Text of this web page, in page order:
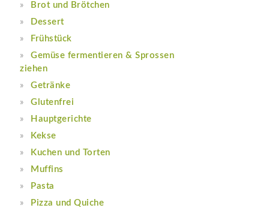
Brot und Brötchen
Dessert
Frühstück
Gemüse fermentieren & Sprossen
ziehen
Getränke
Glutenfrei
Hauptgerichte
Kekse
Kuchen und Torten
Muffins
Pasta
Pizza und Quiche